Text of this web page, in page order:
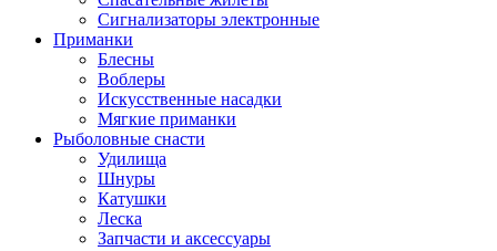
Сигнализаторы электронные
Приманки
Блесны
Воблеры
Искусственные насадки
Мягкие приманки
Рыболовные снасти
Удилища
Шнуры
Катушки
Леска
Запчасти и аксессуары